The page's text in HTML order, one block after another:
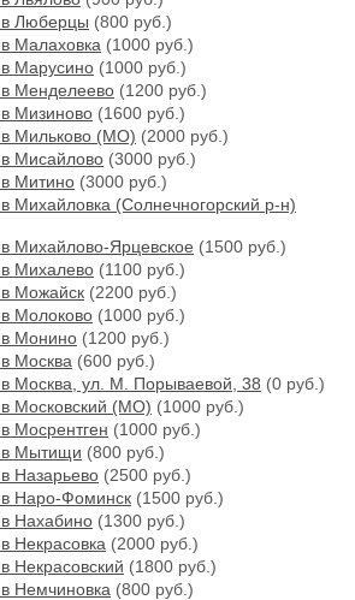
в Люберцы (800 руб.)
Малаховка (1000 руб.)
в Марусино (1000 руб.)
в Менделеево (1200 руб.)
в Мизиново (1600 руб.)
в Мильково (МО) (2000 руб.)
в Мисайлово (3000 руб.)
в Митино (3000 руб.)
в Михайловка (Солнечногорский р-н)
в Михайлово-Ярцевское (1500 руб.)
в Михалево (1100 руб.)
в Можайск (2200 руб.)
в Молоково (1000 руб.)
в Монино (1200 руб.)
Москва (600 руб.)
в Москва, ул. М. Порываевой, 38 (0 руб.)
в Московский (МО) (1000 руб.)
Мосрентген (1000 руб.)
в Мытищи (800 руб.)
Назарьево (2500 руб.)
в Наро-Фоминск (1500 руб.)
в Нахабино (1300 руб.)
Некрасовка (2000 руб.)
Некрасовский (1800 руб.)
Немчиновка (800 руб.)